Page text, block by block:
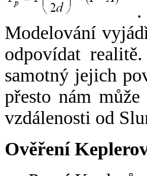
.
Modelování
odpovídat
samotný jejich
přesto nám
vzdálenosti od
Ověření